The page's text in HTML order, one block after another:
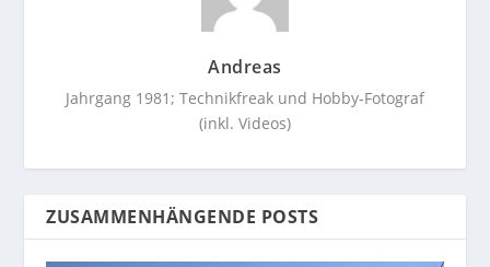
Andreas
Jahrgang 1981; Technikfreak und Hobby-Fotograf
(inkl. Videos)
ZUSAMMENHÄNGENDE POSTS